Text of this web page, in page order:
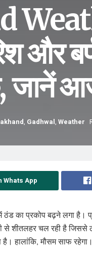
और
जानें
, Gadhwal, Weather
Whats App
ठंड का प्रकोप बढ़ने लगा है।
से शीतलहर चल रही है
है। हालांकि, मौसम साफ